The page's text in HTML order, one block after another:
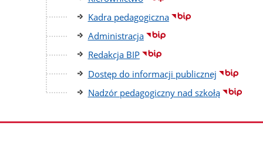
Kadra pedagogiczna
Administracja
Redakcja BIP
Dostęp do informacji publicznej
Nadzór pedagogiczny nad szkołą